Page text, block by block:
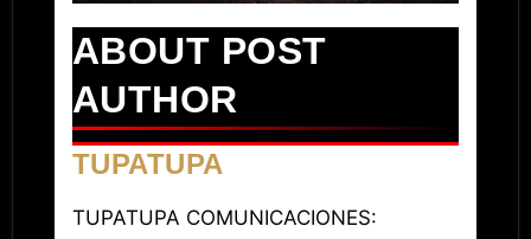
ABOUT POST
AUTHOR
TUPATUPA
TUPATUPA COMUNICACIONES: